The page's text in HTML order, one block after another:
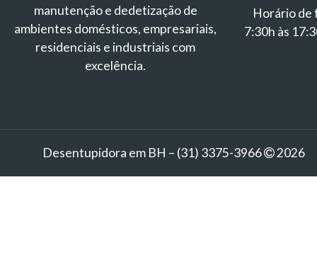
manutenção e dedetização de
ambientes domésticos, empresariais,
residenciais e industriais com
excelência.
Horário de
7:30h às
Desentupidora em BH – (31) 3375-3966 2026